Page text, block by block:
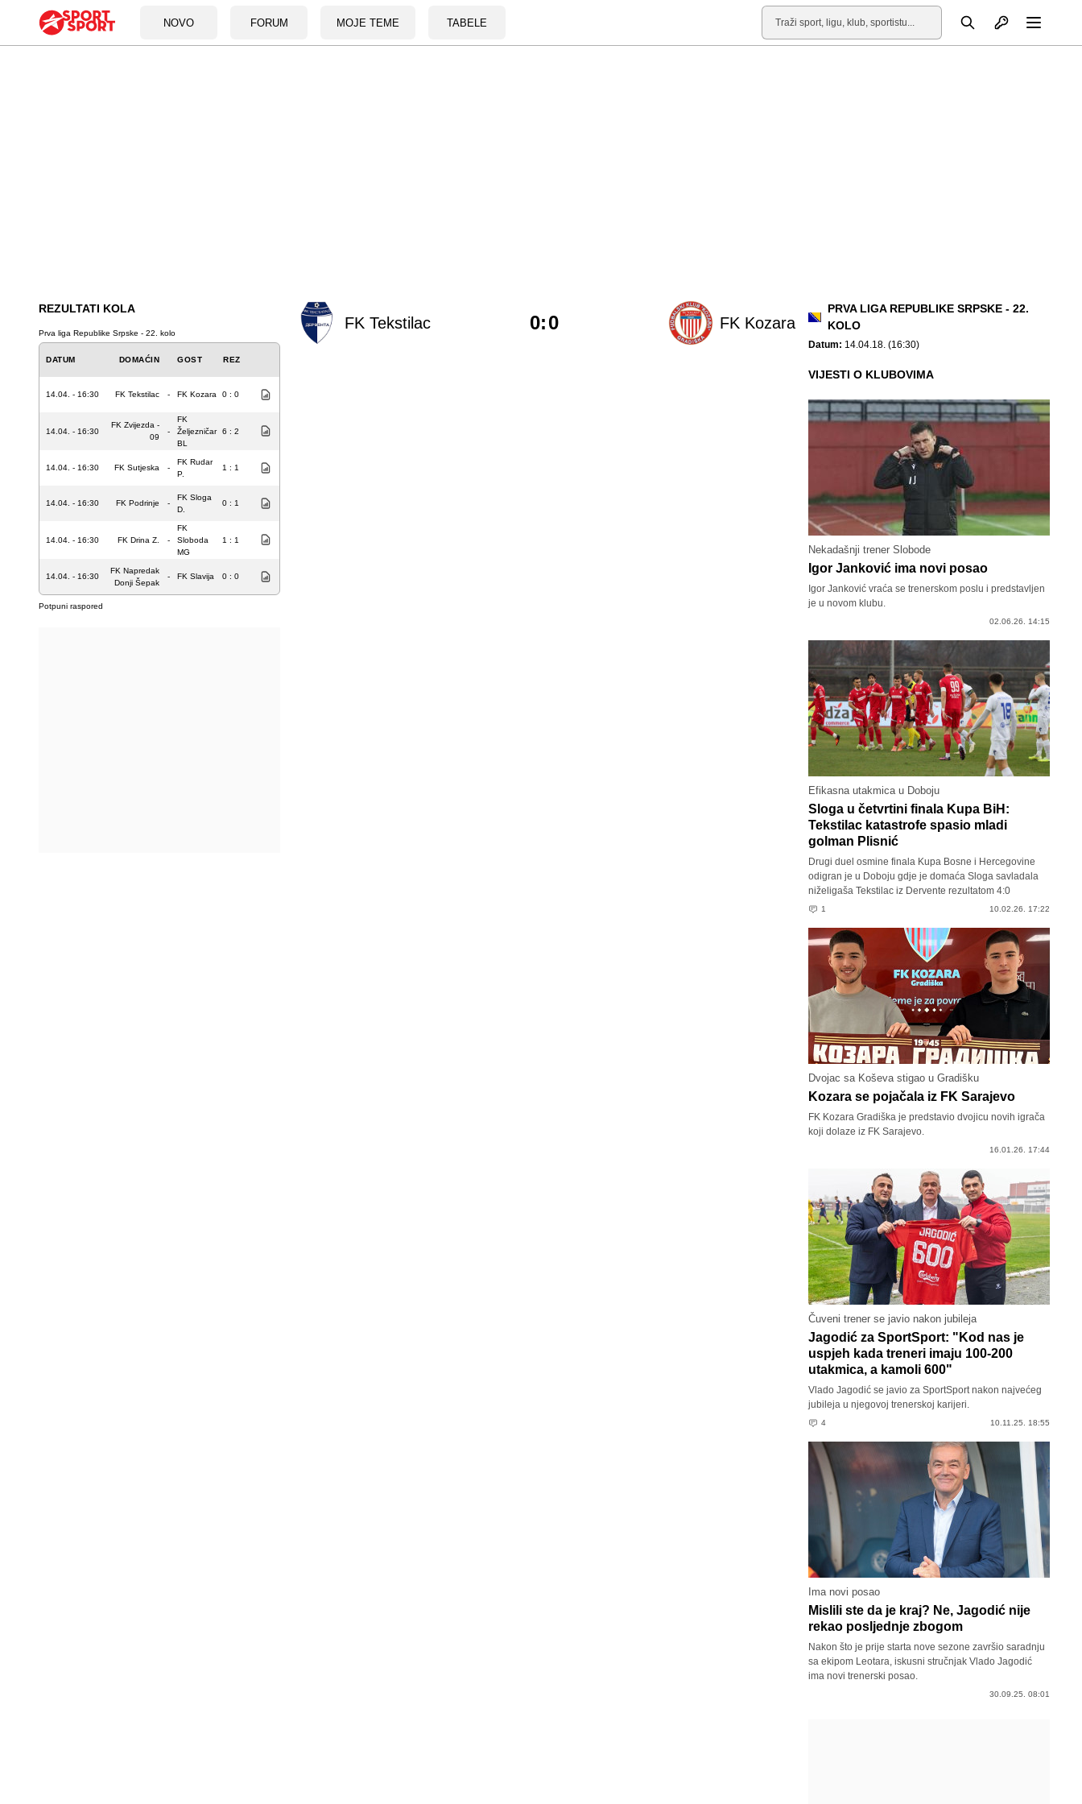
NOVO FORUM MOJE TEME TABELE
Pretraga Otvori profil
REZULTATI KOLA
Prva liga Republike Srpske - 22. kolo
DATUM DOMAĆIN GOST REZ
14.04. - 16:30 FK Tekstilac - FK Kozara 0 : 0
14.04. - 16:30
FK Zvijezda -
09
-
FK
Željezničar
BL
6 : 2
14.04. - 16:30 FK Sutjeska -
FK Rudar
P.
1 : 1
14.04. - 16:30 FK Podrinje -
FK Sloga
D.
0 : 1
14.04. - 16:30 FK Drina Z. -
FK
Sloboda
MG
1 : 1
14.04. - 16:30
FK Napredak
Donji Šepak
- FK Slavija 0 : 0
Potpuni raspored
FK Tekstilac FK Kozara
0:0
PRVA LIGA REPUBLIKE SRPSKE - 22.
KOLO
Datum: 14.04.18. (16:30)
VIJESTI O KLUBOVIMA
Nekadašnji trener Slobode
Igor Janković ima novi posao
Igor Janković vraća se trenerskom poslu i predstavljen
je u novom klubu.
02.06.26. 14:15
Efikasna utakmica u Doboju
Sloga u četvrtini finala Kupa BiH:
Tekstilac katastrofe spasio mladi
golman Plisnić
Drugi duel osmine finala Kupa Bosne i Hercegovine
odigran je u Doboju gdje je domaća Sloga savladala
niželigaša Tekstilac iz Dervente rezultatom 4:0
1 10.02.26. 17:22
Dvojac sa Koševa stigao u Gradišku
Kozara se pojačala iz FK Sarajevo
FK Kozara Gradiška je predstavio dvojicu novih igrača
koji dolaze iz FK Sarajevo.
16.01.26. 17:44
Čuveni trener se javio nakon jubileja
Jagodić za SportSport: "Kod nas je
uspjeh kada treneri imaju 100-200
utakmica, a kamoli 600"
Vlado Jagodić se javio za SportSport nakon najvećeg
jubileja u njegovoj trenerskoj karijeri.
4 10.11.25. 18:55
Ima novi posao
Mislili ste da je kraj? Ne, Jagodić nije
rekao posljednje zbogom
Nakon što je prije starta nove sezone završio saradnju
sa ekipom Leotara, iskusni stručnjak Vlado Jagodić
ima novi trenerski posao.
30.09.25. 08:01